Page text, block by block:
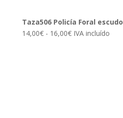
Taza506 Policía Foral escudo
14,00€ - 16,00€Rango
IVA incluído